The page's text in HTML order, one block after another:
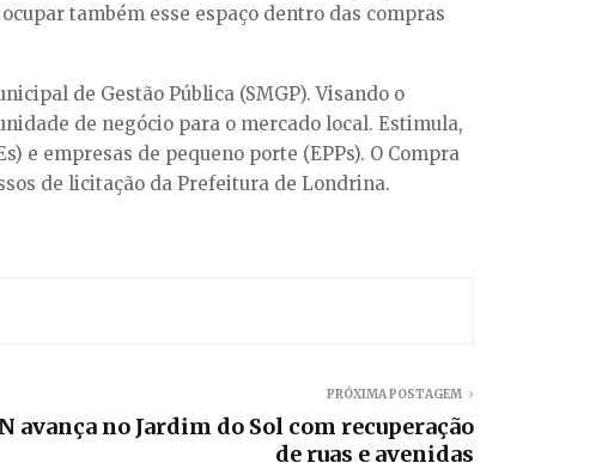
também esse espaço dentro das compras
de Gestão Pública (SMGP). Visando o
de negócio para o mercado local. Estimula,
empresas de pequeno porte (EPPs). O Compra
de licitação da Prefeitura de Londrina.
PRÓXIMA POSTAGEM
avança no Jardim do Sol com recuperação
de ruas e avenidas